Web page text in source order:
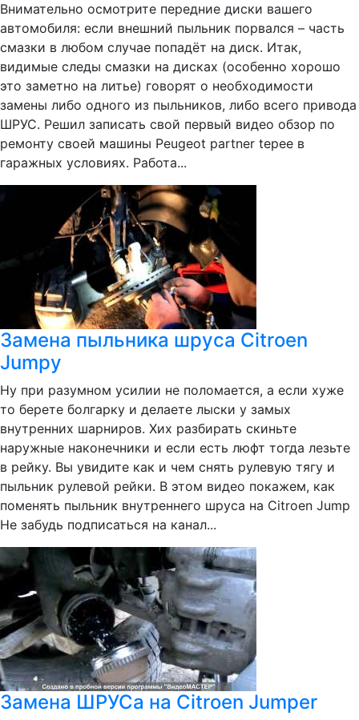
Внимательно осмотрите передние диски вашего
автомобиля: если внешний пыльник порвался – часть
смазки в любом случае попадёт на диск. Итак,
видимые следы смазки на дисках (особенно хорошо
это заметно на литье) говорят о необходимости
замены либо одного из пыльников, либо всего привода
ШРУС. Решил записать свой первый видео обзор по
ремонту своей машины Peugeot partner tepee в
гаражных условиях. Работа...
Замена пыльника шруса Citroen
Jumpy
Ну при разумном усилии не поломается, а если хуже
то берете болгарку и делаете лыски у замых
внутренних шарниров. Хих разбирать скиньте
наружные наконечники и если есть люфт тогда лезьте
в рейку. Вы увидите как и чем снять рулевую тягу и
пыльник рулевой рейки. В этом видео покажем, как
поменять пыльник внутреннего шруса на Citroen Jump
Не забудь подписаться на канал...
Замена ШРУСа на Citroen Jumper